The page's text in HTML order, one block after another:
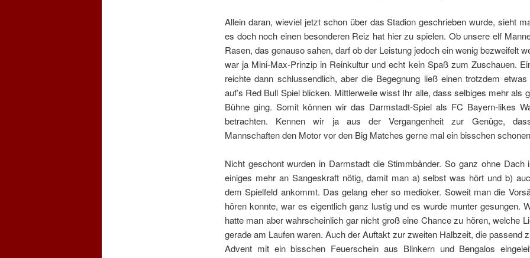
Allein daran, wieviel jetzt schon über das Stadion geschrieben wurde, sieht
es doch noch einen besonderen Reiz hat hier zu spielen. Ob unsere elf
Rasen, das genauso sahen, darf ob der Leistung jedoch ein wenig bezweifelt
war ja Mini-Max-Prinzip in Reinkultur und echt kein Spaß zum Zuschauen.
reichte dann schlussendlich, aber die Begegnung ließ einen trotzdem etwas
auf’s Red Bull Spiel blicken. Mittlerweile wisst Ihr alle, dass selbiges mehr als
Bühne ging. Somit können wir das Darmstadt-Spiel als FC Bayern-likes
betrachten. Kennen wir ja aus der Vergangenheit zur Genüge,
Mannschaften den Motor vor den Big Matches gerne mal ein bisschen
Nicht geschont wurden in Darmstadtdie Stimmbänder. So ganz ohne Dach
einiges mehr an Sangeskraft nötig, damit man a) selbst was hört und b)
dem Spielfeld ankommt. Das gelang eher so medioker. Soweit man die
hören konnte, war es eigentlich ganz lustig und es wurde munter gesungen.
hatte man aber wahrscheinlich gar nicht groß eine Chance zu hören, welche
gerade am Laufen waren. Auch der Auftakt zur zweiten Halbzeit, die passend
Advent mit ein bisschen Feuerschein aus Blinkern und Bengalos